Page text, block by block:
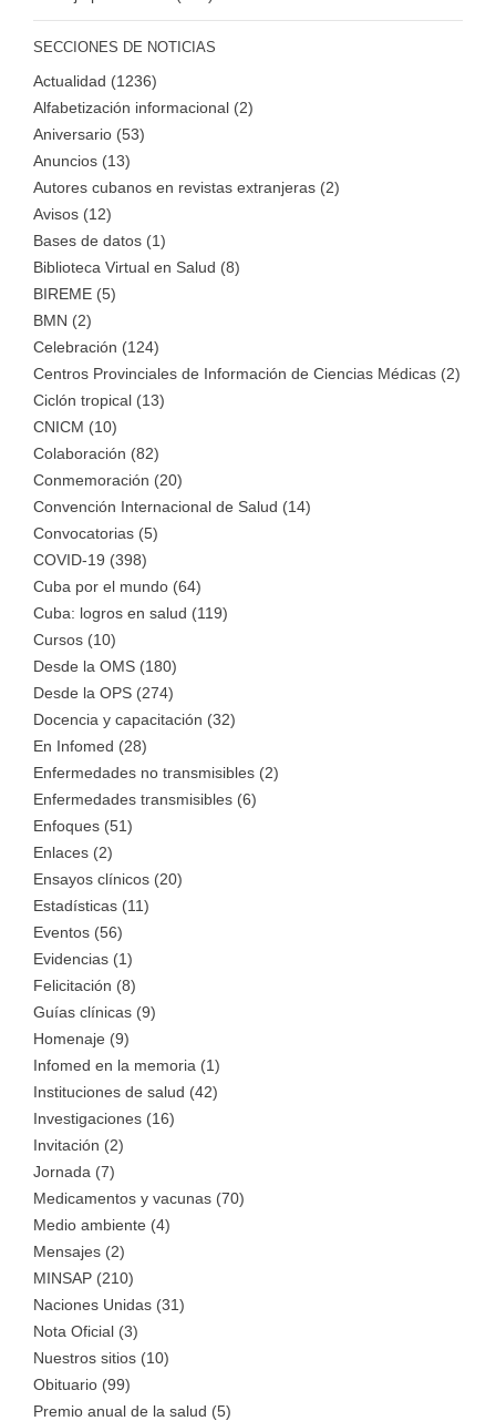
SECCIONES DE NOTICIAS
Actualidad (1236)
Alfabetización informacional (2)
Aniversario (53)
Anuncios (13)
Autores cubanos en revistas extranjeras (2)
Avisos (12)
Bases de datos (1)
Biblioteca Virtual en Salud (8)
BIREME (5)
BMN (2)
Celebración (124)
Centros Provinciales de Información de Ciencias Médicas (2)
Ciclón tropical (13)
CNICM (10)
Colaboración (82)
Conmemoración (20)
Convención Internacional de Salud (14)
Convocatorias (5)
COVID-19 (398)
Cuba por el mundo (64)
Cuba: logros en salud (119)
Cursos (10)
Desde la OMS (180)
Desde la OPS (274)
Docencia y capacitación (32)
En Infomed (28)
Enfermedades no transmisibles (2)
Enfermedades transmisibles (6)
Enfoques (51)
Enlaces (2)
Ensayos clínicos (20)
Estadísticas (11)
Eventos (56)
Evidencias (1)
Felicitación (8)
Guías clínicas (9)
Homenaje (9)
Infomed en la memoria (1)
Instituciones de salud (42)
Investigaciones (16)
Invitación (2)
Jornada (7)
Medicamentos y vacunas (70)
Medio ambiente (4)
Mensajes (2)
MINSAP (210)
Naciones Unidas (31)
Nota Oficial (3)
Nuestros sitios (10)
Obituario (99)
Premio anual de la salud (5)